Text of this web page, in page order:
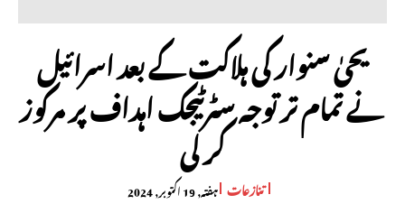
یحیٰ سنوار کی ہلاکت کے بعد اسرائیل
نے تمام تر توجہ سٹرٹیجک اہداف پر مرکوز
کر لی
تنازعات ہفتہ, 19 اکتوبر, 2024